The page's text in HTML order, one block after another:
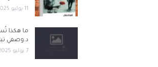
11 يوليو 2025
ما هكذا
د.وصفي
7 يوليو 2025